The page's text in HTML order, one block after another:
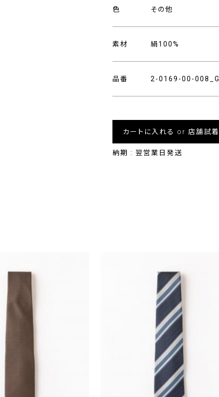
色 その他
素材 絹100%
品番 2-0169-00-
カートに入れる or 店舗試着
納期 : 翌営業日発送